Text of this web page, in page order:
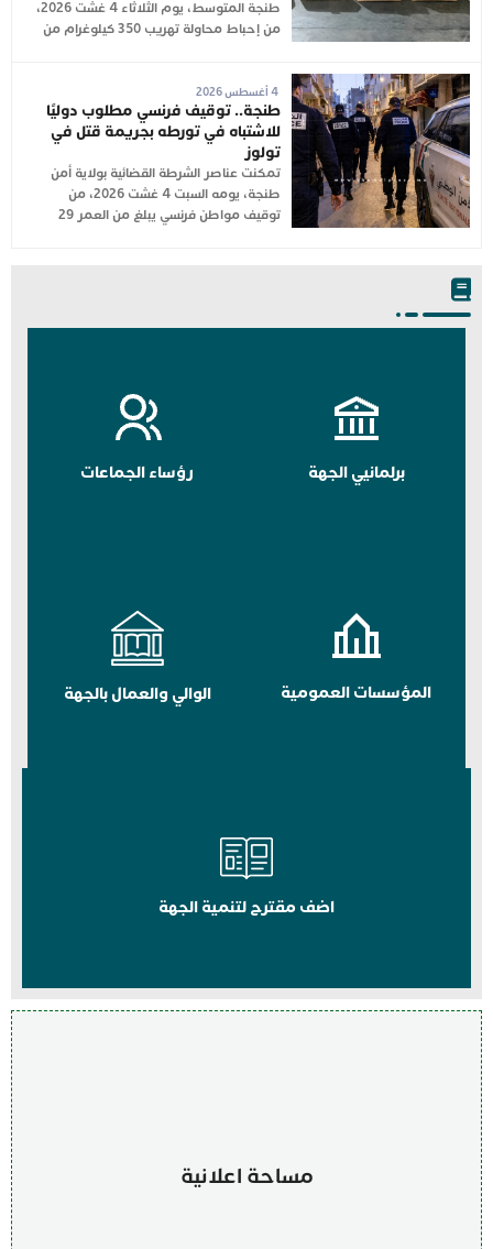
طنجة المتوسط، يوم الثلاثاء 4 غشت 2026،
من إحباط محاولة تهريب 350 كيلوغرام من
4 أغسطس 2026
طنجة.. توقيف فرنسي مطلوب دوليًا
للاشتباه في تورطه بجريمة قتل في
تولوز
تمكنت عناصر الشرطة القضائية بولاية أمن
طنجة، يومه السبت 4 غشت 2026، من
توقيف مواطن فرنسي يبلغ من العمر 29
برلمانيي الجهة رؤساء الجماعات
المؤسسات العمومية الوالي والعمال بالجهة
اضف مقترح لتنمية الجهة
مساحة اعلانية